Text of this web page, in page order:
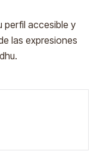
perfil accesible y
las expresiones